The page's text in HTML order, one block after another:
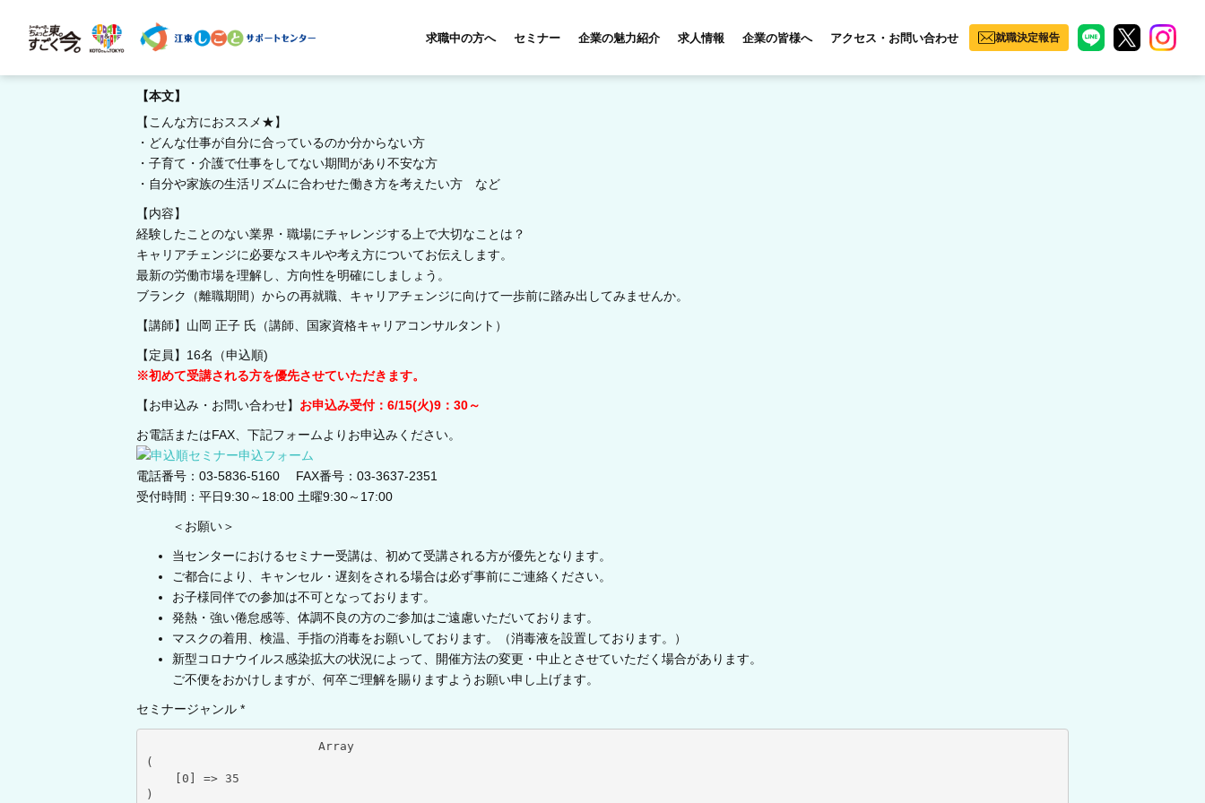
求職中の方へ セミナー 企業の魅力紹介 求人情報 企業の皆様へ アクセス・お問い合わせ 就職決定報告
【本文】
【こんな方におススメ★】
・どんな仕事が自分に合っているのか分からない方
・子育て・介護で仕事をしてない期間があり不安な方
・自分や家族の生活リズムに合わせた働き方を考えたい方 など
【内容】
経験したことのない業界・職場にチャレンジする上で大切なことは？
キャリアチェンジに必要なスキルや考え方についてお伝えします。
最新の労働市場を理解し、方向性を明確にしましょう。
ブランク（離職期間）からの再就職、キャリアチェンジに向けて一歩前に踏み出してみませんか。
【講師】山岡 正子 氏（講師、国家資格キャリアコンサルタント）
【定員】16名（申込順)
※初めて受講される方を優先させていただきます。
【お申込み・お問い合わせ】 お申込み受付：6/15(火)9：30～
お電話またはFAX、下記フォームよりお申込みください。
電話番号：03-5836-5160 FAX番号：03-3637-2351
受付時間：平日9:30～18:00 土曜9:30～17:00
＜お願い＞
当センターにおけるセミナー受講は、初めて受講される方が優先となります。
ご都合により、キャンセル・遅刻をされる場合は必ず事前にご連絡ください。
お子様同伴での参加は不可となっております。
発熱・強い倦怠感等、体調不良の方のご参加はご遠慮いただいております。
マスクの着用、検温、手指の消毒をお願いしております。（消毒液を設置しております。）
新型コロナウイルス感染拡大の状況によって、開催方法の変更・中止とさせていただく場合があります。
ご不便をおかけしますが、何卒ご理解を賜りますようお願い申し上げます。
セミナージャンル *
(
    [0] => 35
)